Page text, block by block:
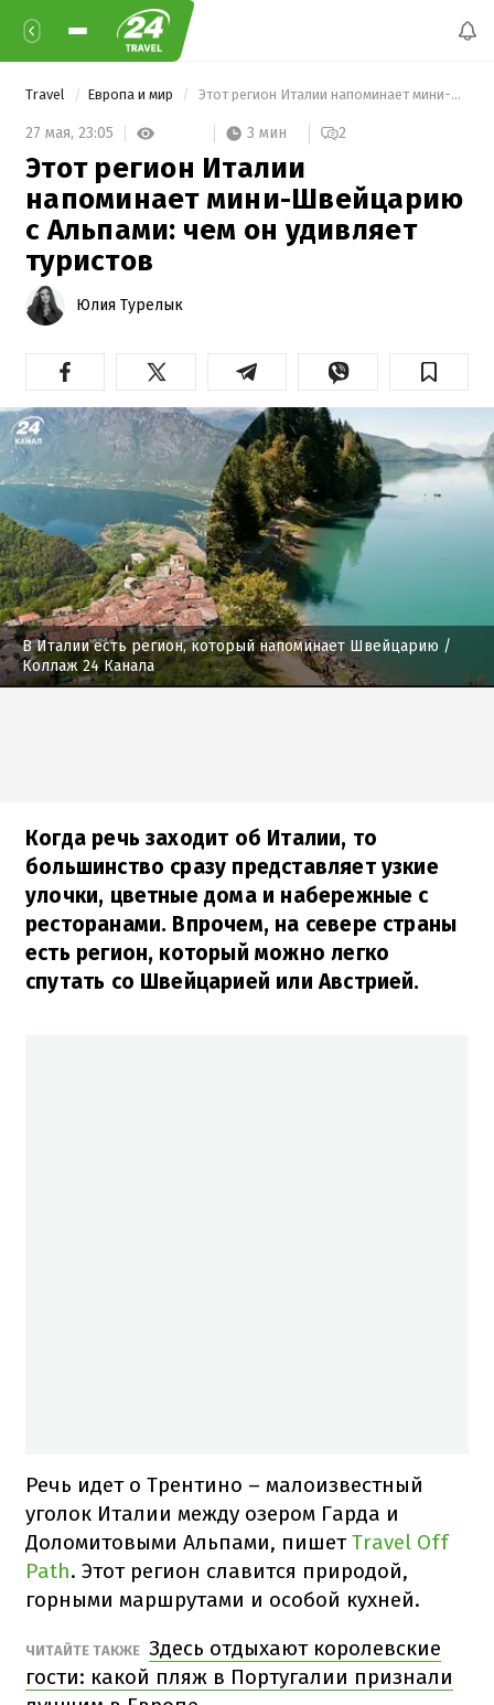
Travel Европа и мир Этот регион Италии напоминает мини-Швейцарию с Альпами: чем он удивляет туристов
27 мая, 23:05 3 мин 2
Этот регион Италии
напоминает мини-Швейцарию
с Альпами: чем он удивляет
туристов
Юлия Турелык
В Италии есть регион, который напоминает Швейцарию /
Коллаж 24 Канала
Когда речь заходит об Италии, то
большинство сразу представляет узкие
улочки, цветные дома и набережные с
ресторанами. Впрочем, на севере страны
есть регион, который можно легко
спутать со Швейцарией или Австрией.
Речь идет о Трентино – малоизвестный
уголок Италии между озером Гарда и
Доломитовыми Альпами, пишетTravel Off
Path. Этот регион славится природой,
горными маршрутами и особой кухней.
ЧИТАЙТЕ ТАКЖЕ Здесь отдыхают королевские
гости: какой пляж в Португалии признали